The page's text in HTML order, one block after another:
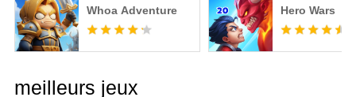
Whoa Adventure Hero Wars
meilleurs jeux